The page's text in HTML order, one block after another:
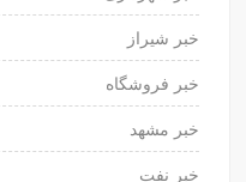
خبر شیراز
خبر فروشگاه
خبر مشهد
خبر نفت